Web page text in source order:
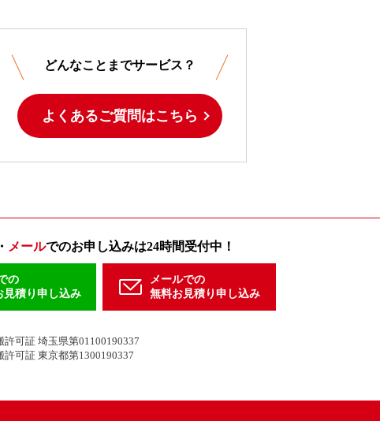
どんなことまでサービス？
よくあるご質問はこちら
・ メールでのお申し込みは24時間受付中！
の
見積り申し込み
メールでの
無料お見積り申し込み
許可証 埼玉県第01100190337
許可証 東京都第1300190337